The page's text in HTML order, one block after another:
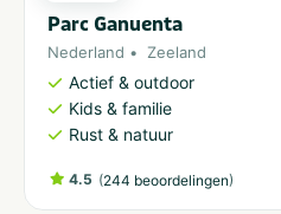
Parc Ganuenta
Nederland Zeeland
Actief & outdoor
Kids & familie
Rust & natuur
4.5 (244 beoordelingen)